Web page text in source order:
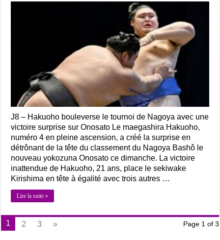
J8 – Hakuoho bouleverse le tournoi de Nagoya avec une
victoire surprise sur Onosato Le maegashira Hakuoho,
numéro 4 en pleine ascension, a créé la surprise en
détrônant de la tête du classement du Nagoya Bashô le
nouveau yokozuna Onosato ce dimanche. La victoire
inattendue de Hakuoho, 21 ans, place le sekiwake
Kirishima en tête à égalité avec trois autres …
Lire la suite »
Page 1 of 3
1 2 3 »